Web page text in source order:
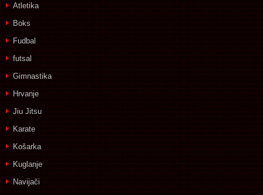
Atletika
Boks
Fudbal
futsal
Gimnastika
Hrvanje
Jiu Jitsu
Karate
Košarka
Kuglanje
Navijači